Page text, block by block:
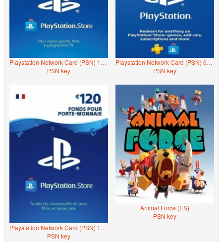
Playstation Network Card (PSN) 120 EUR (Italy)
PSN key
Playstation Network Card (PSN) 60 EUR (Italy)
PSN key
Playstation Network Card (PSN) 120 EUR (France)
PSN key
Animal Force (ES)
PSN key